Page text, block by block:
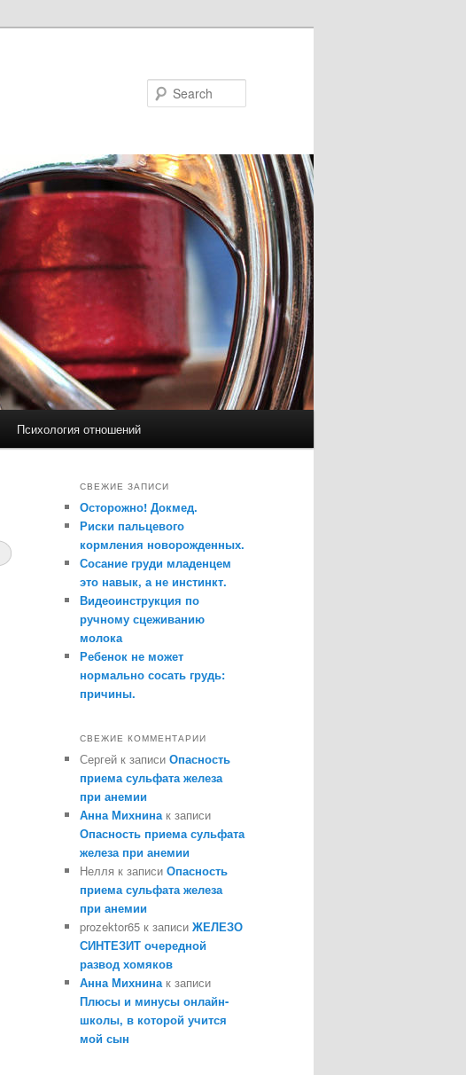
Психология отношений
СВЕЖИЕ ЗАПИСИ
Осторожно! Докмед.
Риски пальцевого
кормления новорожденных.
Сосание груди младенцем
это навык, а не инстинкт.
Видеоинструкция по
ручному сцеживанию
молока
Ребенок не может
нормально сосать грудь:
причины.
СВЕЖИЕ КОММЕНТАРИИ
Сергей к записи Опасность
приема сульфата железа
при анемии
Анна Михнина к записи
Опасность приема сульфата
железа при анемии
Нелля к записи Опасность
приема сульфата железа
при анемии
prozektor65 к записи ЖЕЛЕЗО
СИНТЕЗИТ очередной
развод хомяков
Анна Михнина к записи
Плюсы и минусы онлайн-
школы, в которой учится
мой сын